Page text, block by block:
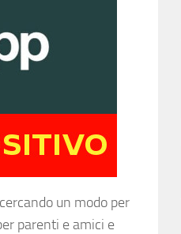
un modo per
parenti e amici e